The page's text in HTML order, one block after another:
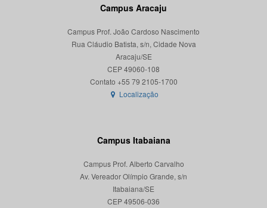
Campus Aracaju
Campus Prof. João Cardoso Nascimento
Rua Cláudio Batista, s/n, Cidade Nova
Aracaju/SE
CEP 49060-108
Localização
Campus Itabaiana
Campus Prof. Alberto Carvalho
Av. Vereador Olímpio Grande, s/n
Itabaiana/SE
CEP 49506-036